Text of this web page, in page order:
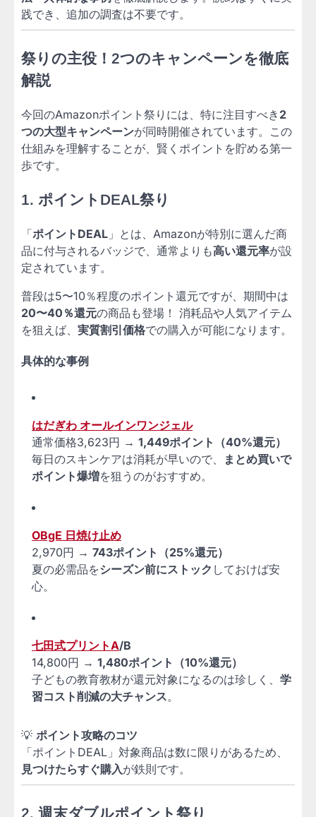
践でき、追加の調査は不要です。
祭りの主役！2つのキャンペーンを徹底
解説
今回のAmazonポイント祭りには、特に注目すべき 2
つの大型キャンペーンが同時開催されています。この
仕組みを理解することが、賢くポイントを貯める第一
歩です。
1. ポイントDEAL祭り
「ポイントDEAL 」とは、Amazonが特別に選んだ商
品に付与されるバッジで、通常よりも高い還元率が設
定されています。
普段は5〜10％程度のポイント還元ですが、期間中は
20〜40％還元の商品も登場！ 消耗品や人気アイテム
を狙えば、 実質割引価格での購入が可能になります。
具体的な事例
はだぎわ オールインワンジェル
通常価格3,623円 → 1,449ポイント（40%還元）
毎日のスキンケアは消耗が早いので、
まとめ買いで
ポイント爆増を狙うのがおすすめ。
OBgE 日焼け止め
2,970円 → 743ポイント（25%還元）
夏の必需品をシーズン前にストック しておけば安
心。
七田式プリントA/B
14,800円 → 1,480ポイント（10%還元）
子どもの教育教材が還元対象になるのは珍しく、 学
習コスト削減の大チャンス。
💡 ポイント攻略のコツ
「ポイントDEAL」対象商品は数に限りがあるため、
見つけたらすぐ購入が鉄則です。
2. 週末ダブルポイント祭り